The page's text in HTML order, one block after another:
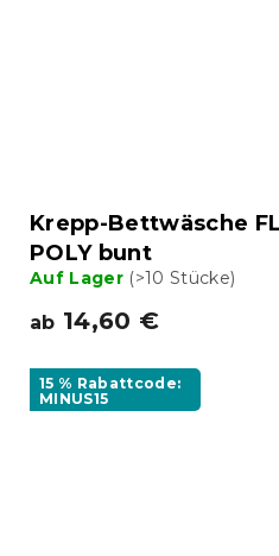
Krepp-Bettwäsche
POLY bunt
Auf Lager (>10 Stücke)
ab 14,60 €
15 % Rabattcode:
MINUS15